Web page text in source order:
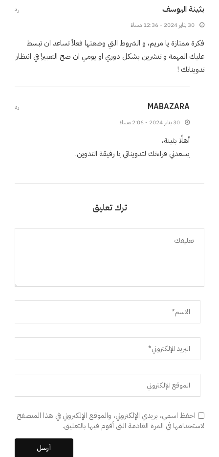
بثينة اليوسف
30 يناير 2024 - 12:36 مساءً
فكرة ممتازة يا مريم، و الشروط التي وضعتها فعلاً تساعد ان تبسط
عليك المهمة و تنشرين بشكل دوري او يومي ان صح التعبير! في انتظار
تدويناتك !
رد
MABAZARA
30 يناير 2024 - 2:06 مساءً
أهلًا بثينة،
يسعدني قراءتك لتدويناتي يا رفيقة التدوين.
رد
ترك تعليق
احفظ اسمي، بريدي الإلكتروني، والموقع الإلكتروني في هذا المتصفح
لاستخدامها في المرة القادمة التي أقوم فيها بالتعليق.